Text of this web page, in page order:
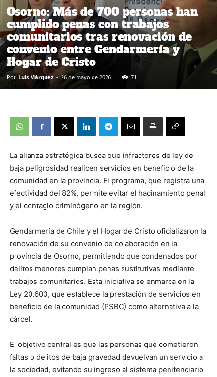
Osorno: Más de 700 personas han
cumplido penas con trabajos
comunitarios tras renovación de
convenio entre Gendarmería y
Hogar de Cristo
Por Luis Márquez - 26 de mayo de 2026 71
La alianza estratégica busca que infractores de ley de
baja peligrosidad realicen servicios en beneficio de la
comunidad en la provincia. El programa, que registra una
efectividad del 82%, permite evitar el hacinamiento penal
y el contagio criminógeno en la región.
Gendarmería de Chile y el Hogar de Cristo oficializaron la
renovación de su convenio de colaboración en la
provincia de Osorno, permitiendo que condenados por
delitos menores cumplan penas sustitutivas mediante
trabajos comunitarios. Esta iniciativa se enmarca en la
Ley 20.603, que establece la prestación de servicios en
beneficio de la comunidad (PSBC) como alternativa a la
cárcel.
El objetivo central es que las personas que cometieron
faltas o delitos de baja gravedad devuelvan un servicio a
la sociedad, evitando su ingreso al sistema penitenciario